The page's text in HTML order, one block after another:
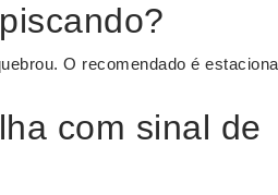
O recomendado é
com sinal de